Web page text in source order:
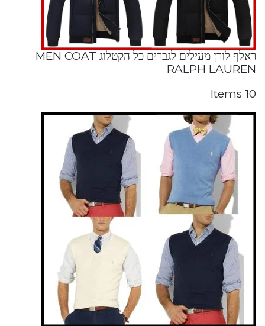
ראלף לורן מעילים לגברים כל הקטלוג MEN COAT
RALPH LAUREN
10 Items